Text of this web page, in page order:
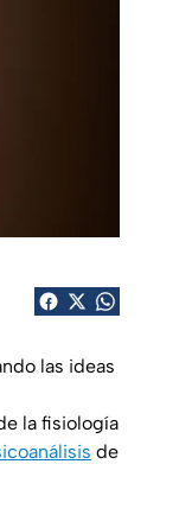
las ideas
la fisiología
de